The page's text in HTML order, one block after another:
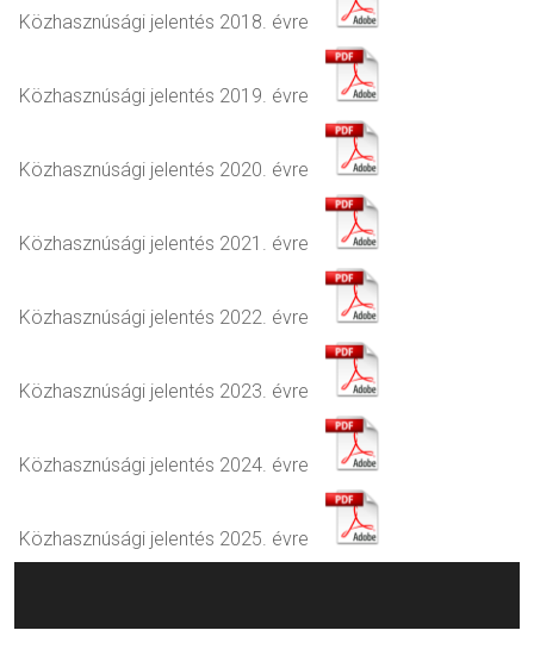
Közhasznúsági jelentés 2018. évre
Közhasznúsági jelentés 2019. évre
Közhasznúsági jelentés 2020. évre
Közhasznúsági jelentés 2021. évre
Közhasznúsági jelentés 2022. évre
Közhasznúsági jelentés 2023. évre
Közhasznúsági jelentés 2024. évre
Közhasznúsági jelentés 2025. évre